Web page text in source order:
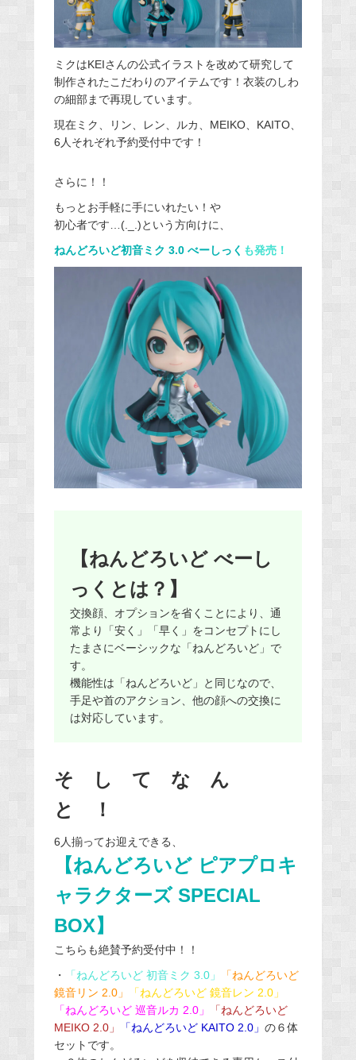
ミクはKEIさんの公式イラストを改めて研究して
制作されたこだわりのアイテムです！衣装のしわ
の細部まで再現しています。
現在ミク、リン、レン、ルカ、MEIKO、KAITO、
6人それぞれ予約受付中です！
さらに！！
もっとお手軽に手にいれたい！や
初心者です…(._.)という方向けに、
ねんどろいど初音ミク 3.0 べーしっく も発売！
【ねんどろいど べーし
っくとは？】
交換顔、オプションを省くことにより、通
常より「安く」「早く」をコンセプトにし
たまさにベーシックな「ねんどろいど」で
す。
機能性は「ねんどろいど」と同じなので、
手足や首のアクション、他の顔への交換に
は対応しています。
そ し て な ん
と ！
6人揃ってお迎えできる、
【ねんどろいど ピアプロキ
ャラクターズ SPECIAL
BOX】
こちらも絶賛予約受付中！！
・
「ねんどろいど 初音ミク 3.0」
「ねんどろいど
鏡音リン 2.0」
「ねんどろいど 鏡音レン 2.0」
「ねんどろいど 巡音ルカ 2.0」
「ねんどろいど
MEIKO 2.0」
「ねんどろいど KAITO 2.0」 の６体
セットです。